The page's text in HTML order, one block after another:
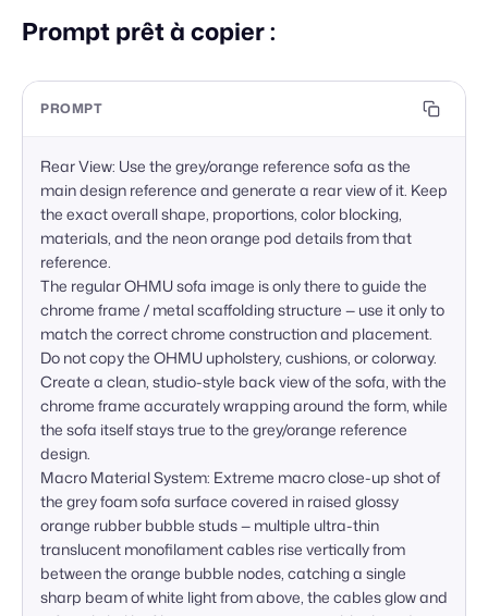
Prompt prêt à copier :
PROMPT
Rear View: Use the grey/orange reference sofa as the
main design reference and generate a rear view of it. Keep
the exact overall shape, proportions, color blocking,
materials, and the neon orange pod details from that
reference.
The regular OHMU sofa image is only there to guide the
chrome frame / metal scaffolding structure — use it only to
match the correct chrome construction and placement.
Do not copy the OHMU upholstery, cushions, or colorway.
Create a clean, studio-style back view of the sofa, with the
chrome frame accurately wrapping around the form, while
the sofa itself stays true to the grey/orange reference
design.
Macro Material System: Extreme macro close-up shot of
the grey foam sofa surface covered in raised glossy
orange rubber bubble studs — multiple ultra-thin
translucent monofilament cables rise vertically from
between the orange bubble nodes, catching a single
sharp beam of white light from above, the cables glow and